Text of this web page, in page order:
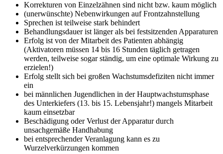
Korrekturen von Einzelzähnen sind nicht bzw. kaum möglich
(unerwünschte) Nebenwirkungen auf Frontzahnstellung
Sprechen ist teilweise stark behindert
Behandlungsdauer ist länger als bei festsitzenden Apparaturen
Erfolg ist von der Mitarbeit des Patienten abhängig
(Aktivatoren müssen 14 bis 16 Stunden täglich getragen
werden, teilweise sogar ständig, um eine optimale Wirkung zu
erzielen!)
Erfolg stellt sich bei großen Wachstumsdefiziten nicht immer
ein
bei männlichen Jugendlichen in der Hauptwachstumsphase
des Unterkiefers (13. bis 15. Lebensjahr!) mangels Mitarbeit
kaum einsetzbar
Beschädigung oder Verlust der Apparatur durch
unsachgemäße Handhabung
bei entsprechender Veranlagung kann es zu
Wurzelverkürzungen kommen